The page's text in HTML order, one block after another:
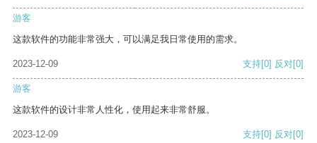
游客
这款软件的功能非常强大，可以满足我日常使用的需求。
2023-12-09 支持[0] 反对[0]
游客
这款软件的设计非常人性化，使用起来非常舒服。
2023-12-09 支持[0] 反对[0]